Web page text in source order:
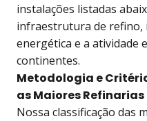
instalações listadas
infraestrutura de refino,
energética e a atividade
continentes.
Metodologia e
as Maiores Refinarias
Nossa classificação das